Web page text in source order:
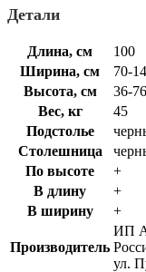
Детали
Длина, см
100
Ширина, см
70-
Высота, см
36-76
Вес, кг
45
Подстолье
Столешница
По высоте
+
В длину
+
В ширину
+
Производитель
ИП
ул.